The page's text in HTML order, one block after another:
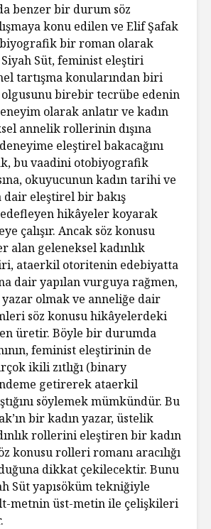
benzer bir durum söz
konu edilen ve Elif Şafak
bir roman olarak
Süt, feminist eleştiri
tartışma konularından biri
olgusunu birebir tecrübe edenin
olarak anlatır ve kadın
annelik rollerinin dışına
deneyime eleştirel bakacağını
bu vaadini otobiyografik
okuyucunun kadın tarihi ve
dair eleştirel bir bakış
hikâyeler koyarak
çalışır. Ancak söz konusu
alan geleneksel kadınlık
ataerkil otoritenin edebiyatta
dair yapılan vurguya rağmen,
yazar olmak ve anneliğe dair
söz konusu hikâyelerdeki
üretir. Böyle bir durumda
feminist eleştirinin de
ikili zıtlığı (binary
getirerek ataerkil
söylemek mümkündür. Bu
bir kadın yazar, üstelik
rollerini eleştiren bir kadın
konusu rolleri romanı aracılığı
dikkat çekilecektir. Bunu
Süt yapısöküm tekniğiyle
metnin üst-metin ile çelişkileri